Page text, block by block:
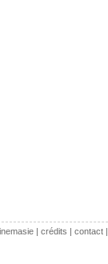
| crédits | contact|